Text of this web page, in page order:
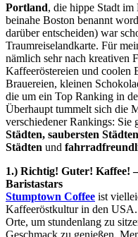
Portland, die hippe Stadt
beinahe Boston benannt
darüber entscheiden) war
Traumreiselandkarte. Für
nämlich sehr nach kreativen
Kaffeeröstereien und coolen
Brauereien, kleinen
die um ein Top Ranking in
Überhaupt tummelt sich die
verschiedener Rankings: Sie
Städten, saubersten
Städten und
1.) Richtig! Guter! Kaffee!
Baristastars
Stumptown Coffee ist
Kaffeeröstkultur in den
Orte, um stundenlang zu
Geschmack zu genießen.